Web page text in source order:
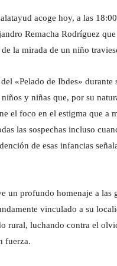
acoge hoy, a las
Remacha Rodríguez
la mirada de un niño
«Pelado de Ibdes» durante
y niñas que, por su
el foco en el estigma que a
las sospechas incluso
de esas infancias
un profundo homenaje a las
vinculado a su
rural, luchando contra el
fuerza.